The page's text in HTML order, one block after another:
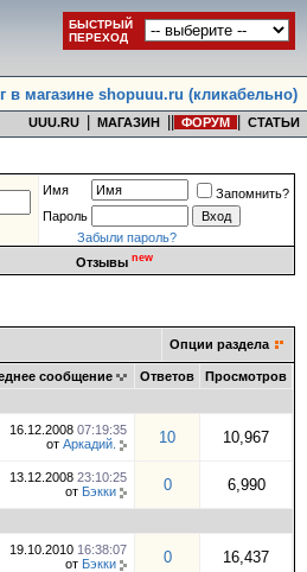
БЫСТРЫЙ
ПЕРЕХОД
в магазине shopuuu.ru (кликабельно)
UUU.RU МАГАЗИН ФОРУМ СТАТЬИ
Имя
Запомнить?
Пароль
Забыли пароль?
Отзывы new
Опции раздела
сообщение Ответов
Просмотров
16.12.2008 07:19:35
от Аркадий. 10 10,967
13.12.2008 23:10:25
от Бэкки 0 6,990
19.10.2010 16:38:07
от Бэкки 0 16,437